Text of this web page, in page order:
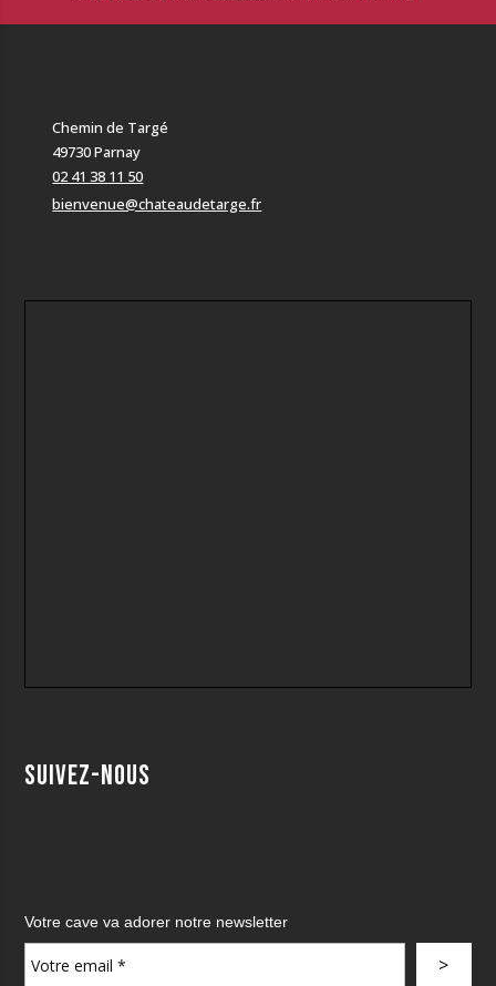
Chemin de Targé
49730 Parnay
02 41 38 11 50
bienvenue@chateaudetarge.fr
Suivez-nous
Votre cave va adorer notre newsletter